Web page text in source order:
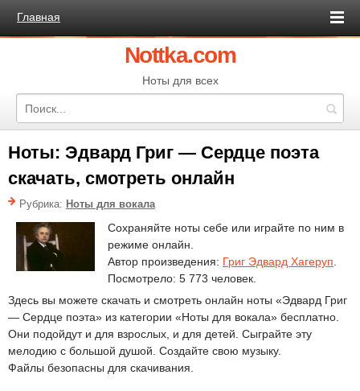
Главная
Nottka.com
Ноты для всех
Ноты: Эдвард Григ — Сердце поэта
скачать, смотреть онлайн
Рубрика: Ноты для вокала
Сохраняйте ноты себе или играйте по ним в
режиме онлайн.
Автор произведения: Григ Эдвард Хагеруп
Посмотрело: 5 773 человек.
Здесь вы можете скачать и смотреть онлайн ноты «Эдвард Григ
— Сердце поэта» из категории «Ноты для вокала» бесплатно.
Они подойдут и для взрослых, и для детей. Сыграйте эту
мелодию с большой душой. Создайте свою музыку.
Файлы безопасны для скачивания.